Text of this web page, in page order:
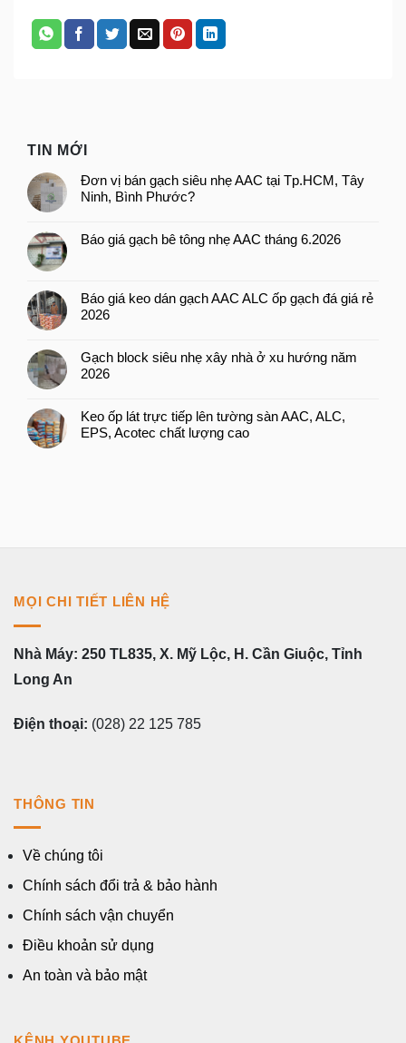
TIN MỚI
Đơn vị bán gạch siêu nhẹ AAC tại Tp.HCM, Tây
Ninh, Bình Phước?
Báo giá gạch bê tông nhẹ AAC tháng 6.2026
Báo giá keo dán gạch AAC ALC ốp gạch đá giá rẻ
2026
Gạch block siêu nhẹ xây nhà ở xu hướng năm
2026
Keo ốp lát trực tiếp lên tường sàn AAC, ALC,
EPS, Acotec chất lượng cao
MỌI CHI TIẾT LIÊN HỆ
Nhà Máy: 250 TL835, X. Mỹ Lộc, H. Cần Giuộc, Tỉnh
Long An
Điện thoại: (028) 22 125 785
THÔNG TIN
Về chúng tôi
Chính sách đổi trả & bảo hành
Chính sách vận chuyển
Điều khoản sử dụng
An toàn và bảo mật